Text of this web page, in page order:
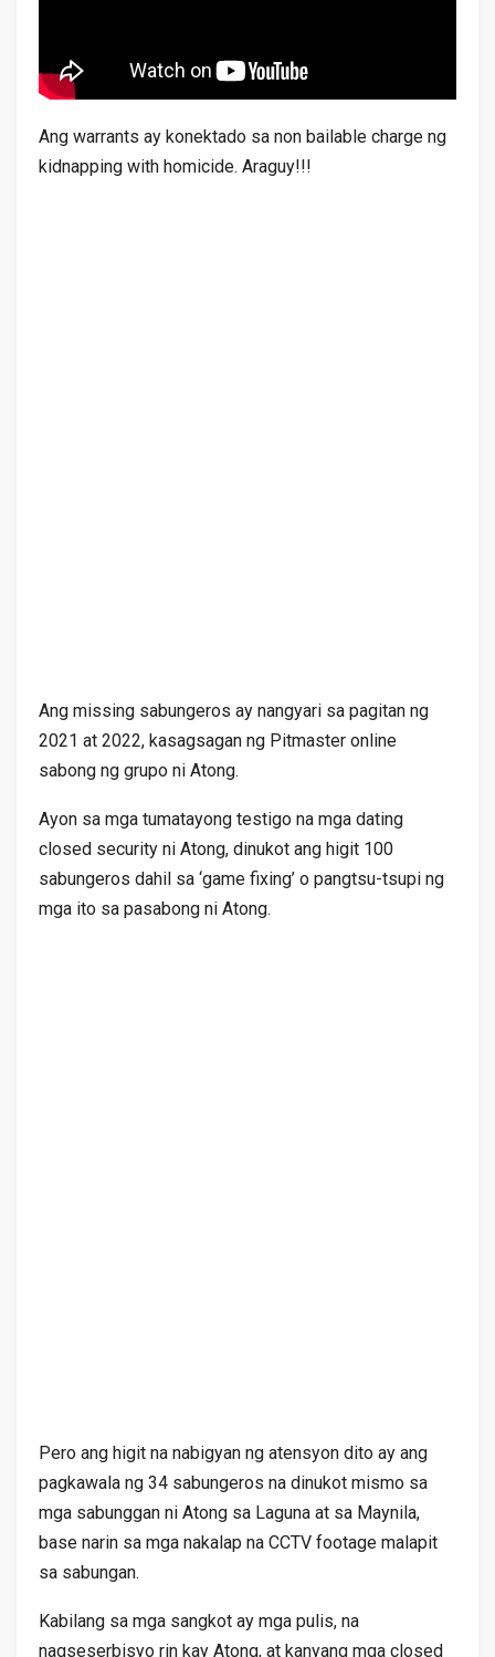
Ang warrants ay konektado sa non bailable charge ng
kidnapping with homicide. Araguy!!!
Ang missing sabungeros ay nangyari sa pagitan ng
2021 at 2022, kasagsagan ng Pitmaster online
sabong ng grupo ni Atong.
Ayon sa mga tumatayong testigo na mga dating
closed security ni Atong, dinukot ang higit 100
sabungeros dahil sa ‘game fixing’ o pangtsu-tsupi ng
mga ito sa pasabong ni Atong.
Pero ang higit na nabigyan ng atensyon dito ay ang
pagkawala ng 34 sabungeros na dinukot mismo sa
mga sabunggan ni Atong sa Laguna at sa Maynila,
base narin sa mga nakalap na CCTV footage malapit
sa sabungan.
Kabilang sa mga sangkot ay mga pulis, na
nagseserbisyo rin kay Atong, at kanyang mga closed